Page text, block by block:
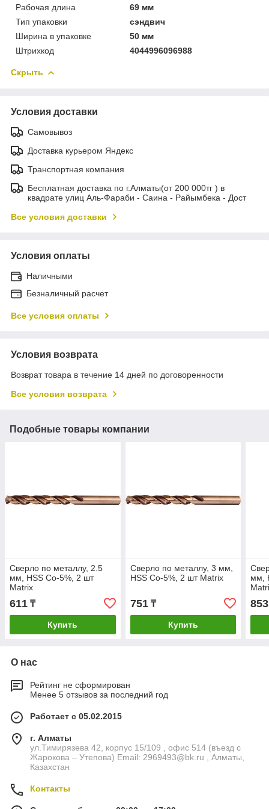
Рабочая длина
69 мм
Тип упаковки
сэндвич
Ширина в упаковке
50 мм
Штрихкод
4044996096988
Скрыть
Условия доставки
Самовывоз
Доставка курьером Яндекс
Транспортная компания
Бесплатная доставка по г.Алматы(от 200 000тг ) в
квадрате улиц Аль-Фараби - Саина - Райымбека - Дост
Все условия доставки
Условия оплаты
Наличными
Безналичный расчет
Все условия оплаты
Условия возврата
Возврат товара в течение 14 дней по договоренности
Все условия возврата
Подобные товары компании
Сверло по металлу, 2.5
мм, HSS Co-5%, 2 шт
Matrix
611 ₸
Купить
Сверло по металлу, 3 мм,
HSS Co-5%, 2 шт Matrix
751₸
Купить
мм,
853
О нас
Рейтинг не сформирован
Менее 5 отзывов за последний год
Работает с 05.02.2015
г. Алматы
ул.Тимирязева 42, корпус 15/109 , офис 514 (въезд с
Жарокова – Утепова) Email: 2969493@bk.ru , Алматы,
Казахстан
Контакты